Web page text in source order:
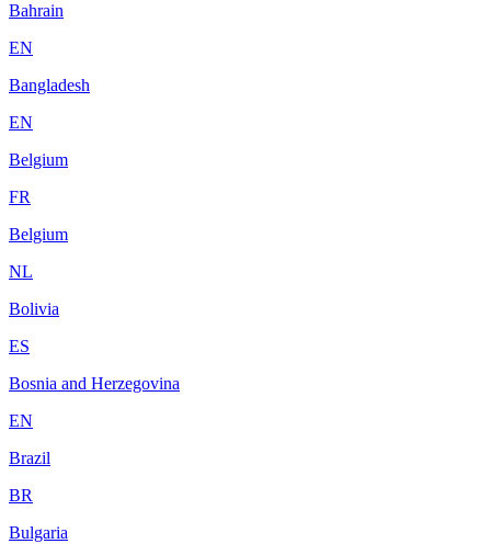
Bahrain
EN
Bangladesh
EN
Belgium
FR
Belgium
NL
Bolivia
ES
Bosnia and Herzegovina
EN
Brazil
BR
Bulgaria